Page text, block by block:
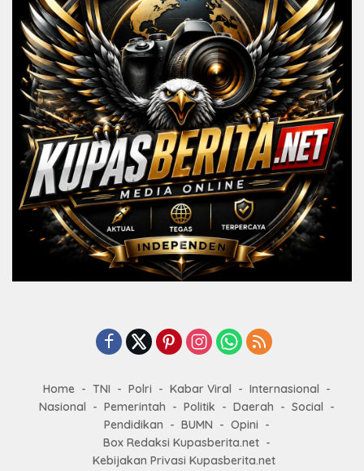
Home TNI Polri Kabar Viral
Internasional
Nasional
Pemerintah Politik Daerah
Social
Pendidikan
BUMN
Opini
Box Redaksi Kupasberita.net
Kebijakan Privasi Kupasberita.net